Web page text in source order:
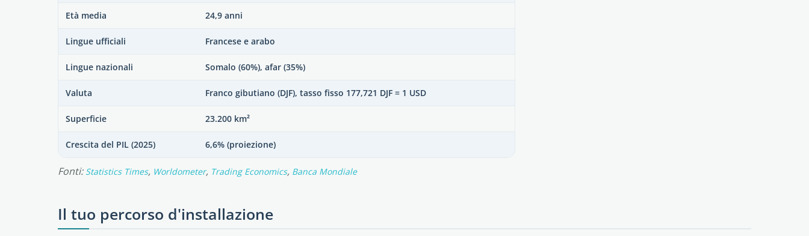
Età media 24,9 anni
Lingue ufficiali Francese e arabo
Lingue nazionali Somalo (60%), afar (35%)
Valuta Franco gibutiano (DJF), tasso fisso 177,721 DJF = 1 USD
Superficie 23.200 km²
Crescita del PIL (2025) 6,6% (proiezione)
Fonti: Statistics Times, Worldometer, Trading Economics, Banca Mondiale
Il tuo percorso d'installazione